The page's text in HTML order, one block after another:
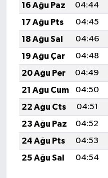
16 Ağu Paz
04:44
17 Ağu Pts
04:45
18 Ağu Sal
04:46
19 Ağu Çar
04:48
20 Ağu Per
04:49
21 Ağu Cum
04:50
22 Ağu Cts
04:51
23 Ağu Paz
04:52
24 Ağu Pts
04:53
25 Ağu Sal
04:54